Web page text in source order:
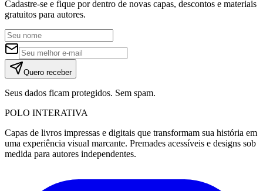
Cadastre-se e fique por dentro de novas capas, descontos e materiais
gratuitos para autores.
Quero receber
Seus dados ficam protegidos. Sem spam.
POLO INTERATIVA
Capas de livros impressas e digitais que transformam sua história em
uma experiência visual marcante. Premades acessíveis e designs sob
medida para autores independentes.